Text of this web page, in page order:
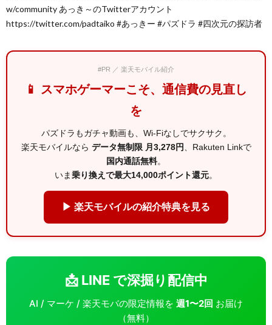
w/community あっき～のTwitterアカウント
https://twitter.com/padtaiko #あっきー #パズドラ #四次元の探訪者
#PR ／ 楽天モバイル紹介
📱 スマホゲーマーこそ、通信費の見直し
を
パズドラもガチャ動画も、Wi-Fiなしでサクサク。
楽天モバイルなら データ無制限 月3,278円 、Rakuten Linkで
国内通話無料。
いま乗り換えで最大14,000ポイント還元。
▶ 楽天モバイルの紹介特典を見る
📩 LINE で深掘り配信中
AI / マーケ / 楽天モバの限定情報を 週1〜2回 お届け
（無料）